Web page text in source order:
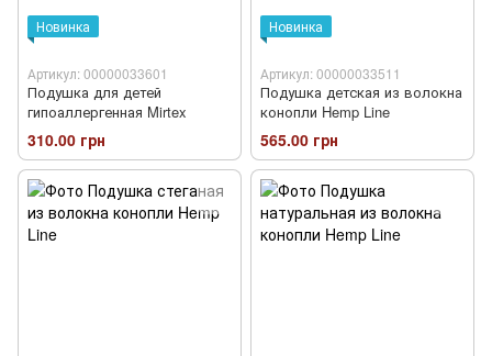
Новинка
Артикул: 00000033601
Подушка для детей
гипоаллергенная Mirtex
310.00 грн
Новинка
Артикул: 00000033511
Подушка детская из волокна
конопли Hemp Line
565.00 грн